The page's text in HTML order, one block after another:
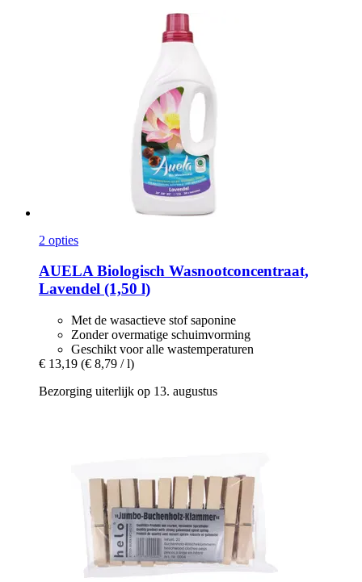
2 opties
AUELABiologisch Wasnootconcentraat,
Lavendel (1,50 l)
Met de wasactieve stof saponine
Zonder overmatige schuimvorming
Geschikt voor alle wastemperaturen
€ 13,19 (€ 8,79 / l)
Bezorging uiterlijk op 13. augustus